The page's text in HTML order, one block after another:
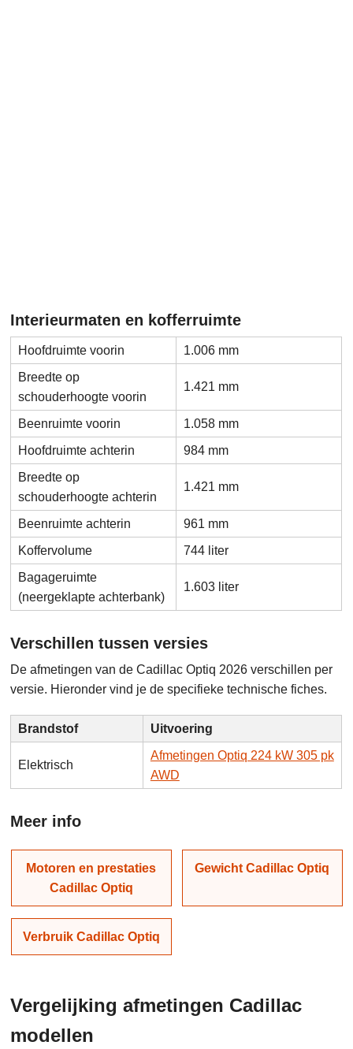
Interieurmaten en kofferruimte
Hoofdruimte voorin
1.006 mm
Breedte op
schouderhoogte voorin
1.421 mm
Beenruimte voorin
1.058 mm
Hoofdruimte achterin
984 mm
Breedte op
schouderhoogte achterin
1.421 mm
Beenruimte achterin
961 mm
Koffervolume
744 liter
Bagageruimte
(neergeklapte achterbank)
1.603 liter
Verschillen tussen versies
De afmetingen van de Cadillac Optiq 2026 verschillen per
versie. Hieronder vind je de specifieke technische fiches.
Brandstof Uitvoering
Elektrisch
Afmetingen Optiq 224 kW 305 pk
AWD
Meer info
Motoren en prestaties
Cadillac Optiq
Gewicht Cadillac Optiq
Verbruik Cadillac Optiq
Vergelijking afmetingen Cadillac
modellen